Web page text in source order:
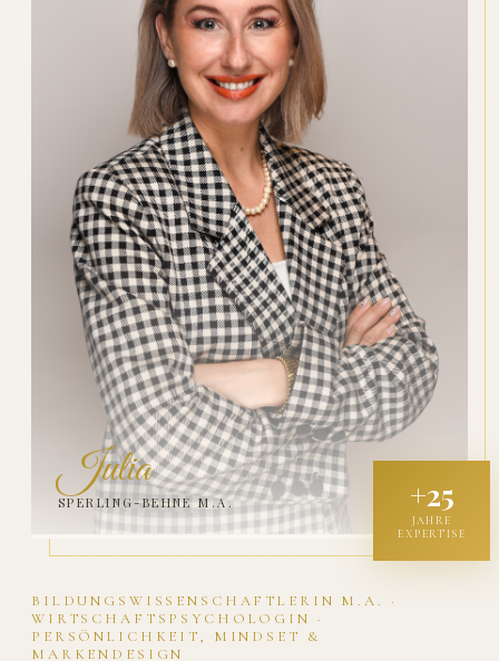
BILDUNGSWISSENSCHAFTLERIN M.A. ·
WIRTSCHAFTSPSYCHOLOGIN ·
PERSÖNLICHKEIT, MINDSET &
MARKENDESIGN
Julia
SPERLING-BEHNE M.A. +25
JAHRE
EXPERTISE